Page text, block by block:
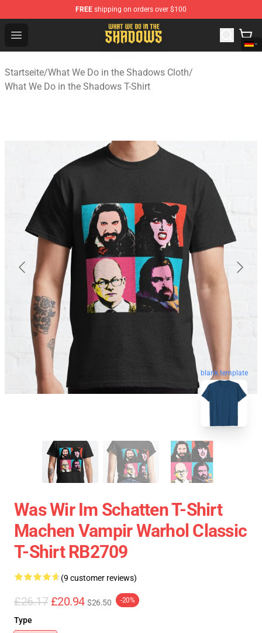
FREE shipping on orders over $100
Open menu
What We Do in the Shadows Shop - Official What We
Startseite/What We Do in the Shadows Cloth/
What We Do in the Shadows T-Shirt
blank template
Was Wir Im Schatten T-Shirt
Machen Vampir Warhol Classic
T-Shirt RB2709
(9 customer reviews)
£26.17 £20.94 $26.50 -20%
Type